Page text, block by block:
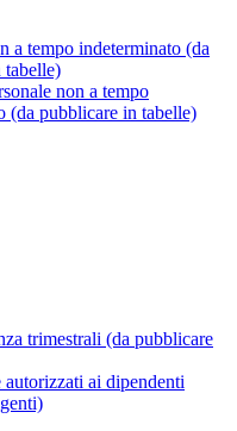
a tempo indeterminato (da
tabelle)
non a tempo
(da pubblicare in tabelle)
trimestrali (da pubblicare
ai dipendenti